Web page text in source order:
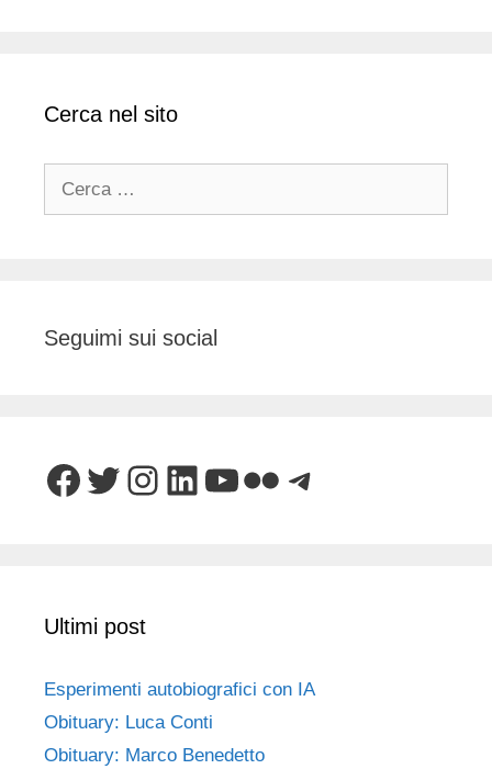
Cerca nel sito
Seguimi sui social
Facebook
Twitter
Instagram
LinkedIn
YouTube
FlickrTelegram
Ultimi post
Esperimenti autobiografici con IA
Obituary: Luca Conti
Obituary: Marco Benedetto